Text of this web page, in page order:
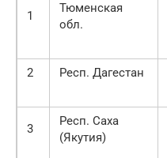
1
Тюменская
обл.
2 Респ. Дагестан
3
Респ. Саха
(Якутия)